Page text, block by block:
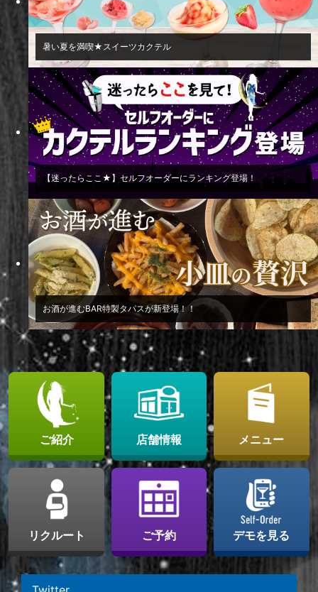
暑い夏を満喫★スイーツカクテル
【迷ったらここ★】セルフオーダーにランキング登場！
お酒が進むBAR特製タパスが新登場！！
ご紹介 店舗情報 メニュー
リクルート ご予約 デモを見る